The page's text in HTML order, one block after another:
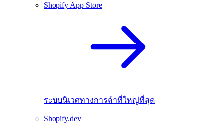
Shopify App Store
ระบบนิเวศทางการค้าที่ใหญ่ที่สุด
Shopify.dev